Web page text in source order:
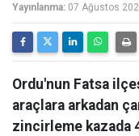
Yayınlanma: 07 Ağustos
Ordu'nun Fatsa
araçlara arkadan
zincirleme kazada